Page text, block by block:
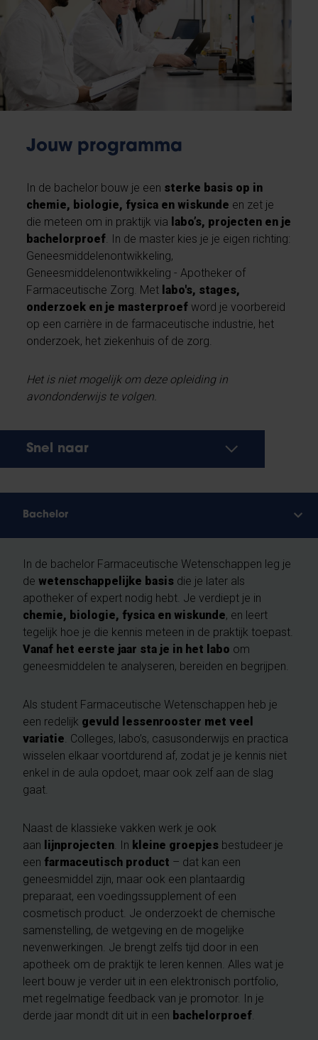
Jouw programma
In de bachelor bouw je een sterke basis op in
chemie, biologie, fysica en wiskunde en zet je
die meteen om in praktijk via labo’s, projecten en je
bachelorproef . In de master kies je je eigen richting:
Geneesmiddelenontwikkeling,
Geneesmiddelenontwikkeling - Apotheker of
Farmaceutische Zorg. Met labo's, stages,
onderzoek en je masterproefword je voorbereid
op een carrière in de farmaceutische industrie, het
onderzoek, het ziekenhuis of de zorg.
Het is niet mogelijk om deze opleiding in
avondonderwijs te volgen.
Snel naar
Bachelor
In de bachelor Farmaceutische Wetenschappen leg je
de wetenschappelijke basis die je later als
apotheker of expert nodig hebt. Je verdiept je in
chemie, biologie, fysica en wiskunde, en leert
tegelijk hoe je die kennis meteen in de praktijk toepast.
Vanaf het eerste jaar sta je in het labo om
geneesmiddelen te analyseren, bereiden en begrijpen.
Als student Farmaceutische Wetenschappen heb je
een redelijk gevuld lessenrooster met veel
variatie . Colleges, labo’s, casusonderwijs en practica
wisselen elkaar voortdurend af, zodat je je kennis niet
enkel in de aula opdoet, maar ook zelf aan de slag
gaat.
Naast de klassieke vakken werk je ook
aan lijnprojecten . In kleine groepjes bestudeer je
een farmaceutisch product – dat kan een
geneesmiddel zijn, maar ook een plantaardig
preparaat, een voedingssupplement of een
cosmetisch product. Je onderzoekt de chemische
samenstelling, de wetgeving en de mogelijke
nevenwerkingen. Je brengt zelfs tijd door in een
apotheek om de praktijk te leren kennen. Alles wat je
leert bouw je verder uit in een elektronisch portfolio,
met regelmatige feedback van je promotor. In je
derde jaar mondt dit uit in een bachelorproef